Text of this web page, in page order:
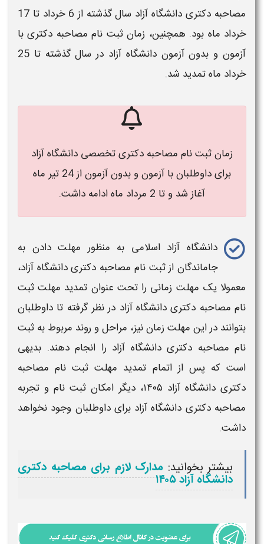
مصاحبه دکتری دانشگاه آزاد
سال گذشته از 6 خرداد تا 17
خرداد ماه بود. همچنین، زمان ثبت نام مصاحبه دکتری با
آزمون و بدون آزمون دانشگاه آزاد
در سال گذشته تا 25
خرداد ماه تمدید شد.
زمان ثبت نام مصاحبه دکتری تخصصی دانشگاه آزاد
برای داوطلبان با آزمون و بدون آزمون از 24 تیر ماه
آغاز شد و تا 2 مرداد ماه ادامه داشت.
دانشگاه آزاد اسلامی به منظور مهلتدادن به
جاماندگان ازثبت نام مصاحبه دکتری دانشگاه آزاد،
معمولا یک مهلت زمانی را تحت عنوان تمدید مهلت ثبت
نام مصاحبه دکتری دانشگاه آزاد در نظر گرفته تا داوطلبان
بتوانند در این مهلت زمان نیز، مراحل و روند مربوط به ثبت
نام مصاحبه دکتری دانشگاه آزاد را انجام دهند. بدیهی
است که پس از اتمام تمدید مهلت ثبت نام مصاحبه
دکتری دانشگاه آزاد ۱۴۰۵
، دیگر امکان ثبت نام و تجربه
مصاحبه دکتری دانشگاه آزادبرای داوطلبان وجود نخواهد
داشت.
بیشتر بخوانید: مدارک لازم برای مصاحبه دکتری
دانشگاه آزاد ۱۴۰۵